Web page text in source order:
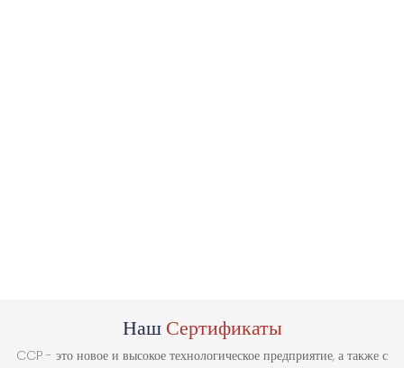
НашСертификаты
CCP - это новое и высокое технологическое предприятие, а также с